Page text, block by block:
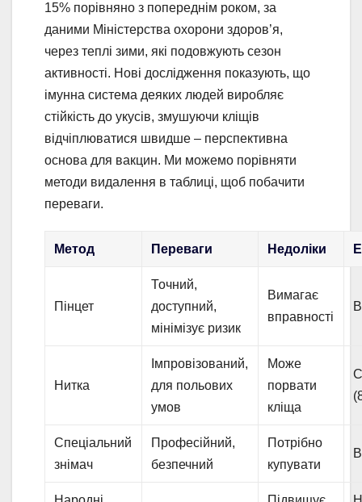
15% порівняно з попереднім роком, за
даними Міністерства охорони здоров’я,
через теплі зими, які подовжують сезон
активності. Нові дослідження показують, що
імунна система деяких людей виробляє
стійкість до укусів, змушуючи кліщів
відчіплюватися швидше – перспективна
основа для вакцин. Ми можемо порівняти
методи видалення в таблиці, щоб побачити
переваги.
Метод Переваги Недоліки
Пінцет
Точний,
доступний,
мінімізує ризик
Вимагає
вправності
Нитка
Імпровізований,
для польових
умов
Може
порвати
кліща
Спеціальний
знімач
Професійний,
безпечний
Потрібно
купувати